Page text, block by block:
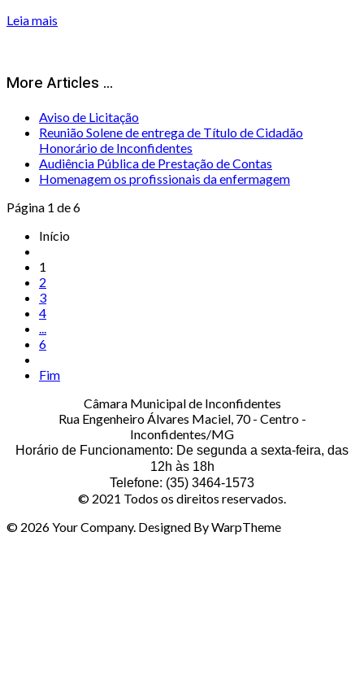
Leia mais
More Articles ...
Aviso de Licitação
Reunião Solene de entrega de Título de Cidadão
Honorário de Inconfidentes
Audiência Pública de Prestação de Contas
Homenagem os profissionais da enfermagem
Página 1 de 6
Início
1
2
3
4
...
6
Fim
Câmara Municipal de Inconfidentes
Rua Engenheiro Álvares Maciel, 70 - Centro -
Inconfidentes/MG
Horário de Funcionamento: De segunda a sexta-feira, das
12h às 18h
Telefone: (35) 3464-1573
© 2021 Todos os direitos reservados.
© 2026 Your Company. Designed By WarpTheme